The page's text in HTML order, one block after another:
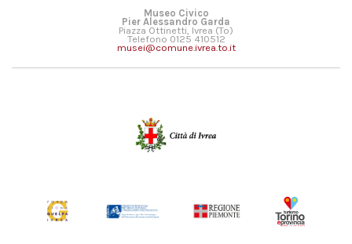
Museo Civico
Pier Alessandro Garda
Piazza Ottinetti, Ivrea (To)
Telefono 0125 410512
musei@comune.ivrea.to.it